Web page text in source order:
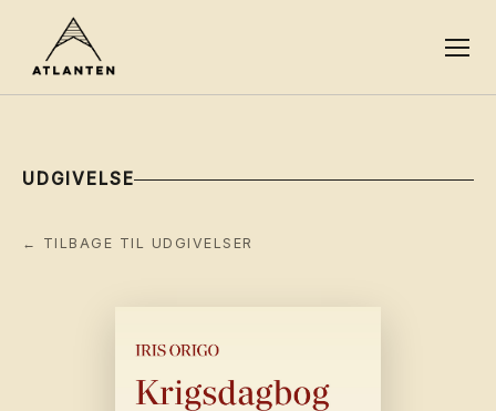
UDGIVELSE
← TILBAGE TIL UDGIVELSER